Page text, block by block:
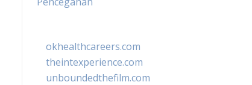
okhealthcareers.com
theintexperience.com
unboundedthefilm.com